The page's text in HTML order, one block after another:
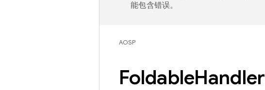
能包含错误。
AOSP
FoldableHandler